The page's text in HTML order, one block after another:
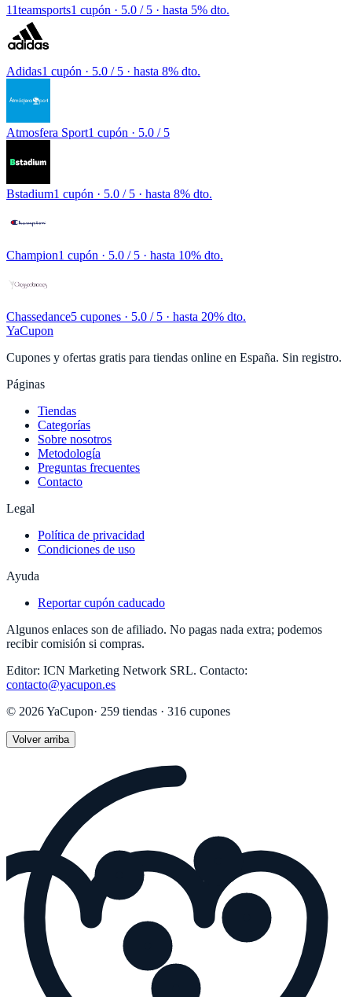
11teamsports1 cupón · 5.0 / 5 · hasta 5% dto.
Adidas1 cupón · 5.0 / 5 · hasta 8% dto.
Atmosfera Sport1 cupón · 5.0 / 5
Bstadium1 cupón · 5.0 / 5 · hasta 8% dto.
Champion1 cupón · 5.0 / 5 · hasta 10% dto.
Chassedance5 cupones · 5.0 / 5 · hasta 20% dto.
YaCupon
Cupones y ofertas gratis para tiendas online en España. Sin registro.
Páginas
Tiendas
Categorías
Sobre nosotros
Metodología
Preguntas frecuentes
Contacto
Legal
Política de privacidad
Condiciones de uso
Ayuda
Reportar cupón caducado
Algunos enlaces son de afiliado. No pagas nada extra; podemos
recibir comisión si compras.
Editor: ICN Marketing Network SRL. Contacto:
contacto@yacupon.es
© 2026YaCupon· 259 tiendas · 316 cupones
Volver arriba